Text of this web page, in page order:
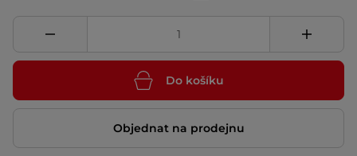
Do košíku
Objednat na prodejnu